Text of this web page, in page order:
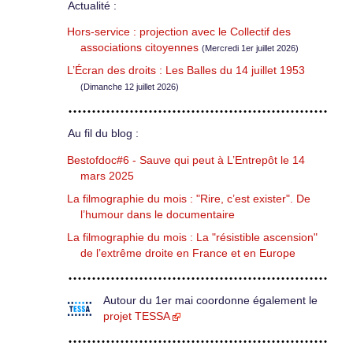
Actualité :
Hors-service : projection avec le Collectif des
associations citoyennes (Mercredi 1er juillet 2026)
L’Écran des droits : Les Balles du 14 juillet 1953
(Dimanche 12 juillet 2026)
Au fil du blog :
Bestofdoc#6 - Sauve qui peut à L’Entrepôt le 14
mars 2025
La filmographie du mois : "Rire, c’est exister". De
l’humour dans le documentaire
La filmographie du mois : La "résistible ascension"
de l’extrême droite en France et en Europe
Autour du 1er mai coordonne également le
projet TESSA